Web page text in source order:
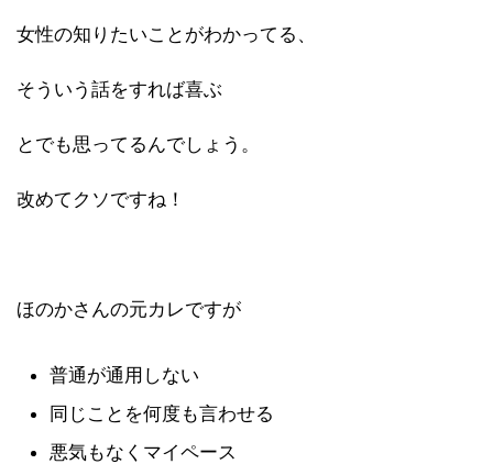
女性の知りたいことがわかってる、
そういう話をすれば喜ぶ
とでも思ってるんでしょう。
改めてクソですね！
ほのかさんの元カレですが
普通が通用しない
同じことを何度も言わせる
悪気もなくマイペース